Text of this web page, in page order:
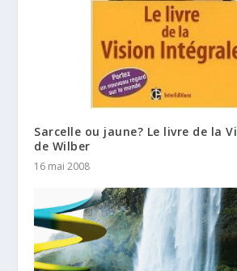
Sarcelle ou jaune? Le livre de la
de Wilber
16 mai 2008